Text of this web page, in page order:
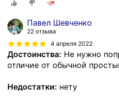
Павел Шевченко
22 отзыва
4 апреля 2022
Достоинства: Не нужно
отличие от обычной
Недостатки: нету